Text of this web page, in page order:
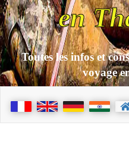
en
Toutes les infos et
voyage